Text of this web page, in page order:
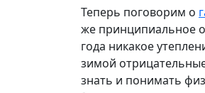
Теперь поговорим о
же принципиальное
года никакое
зимой
знать и понимать